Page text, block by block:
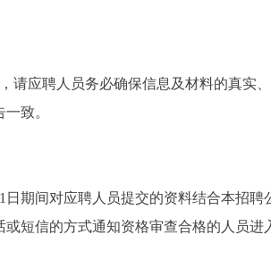
请应聘人员务必确保信息及材料的真实
致。
日期间对应聘人员提交的资料结合本招聘
短信的方式通知资格审查合格的人员进